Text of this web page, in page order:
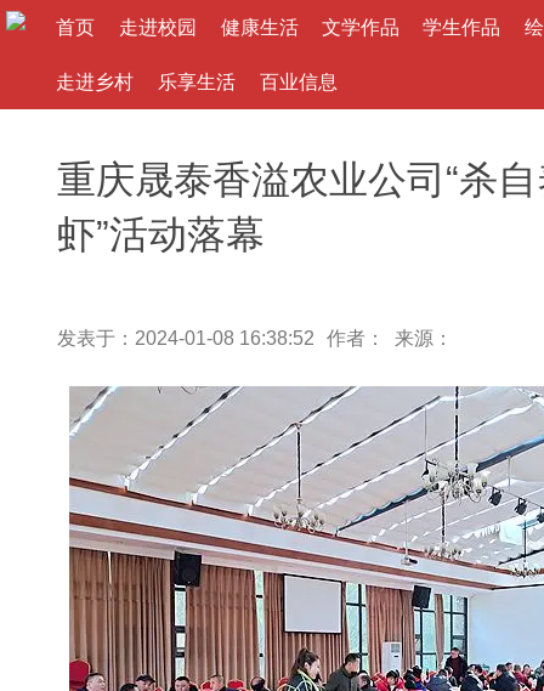
首页 走进校园 健康生活 文学作品 学生作品
走进乡村 乐享生活 百业信息
重庆晟泰香溢农业公司“杀
虾”活动落幕
发表于：2024-01-08 16:38:52 作者： 来源：